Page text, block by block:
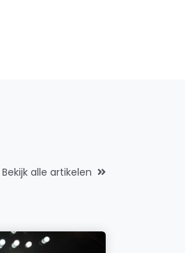
Bekijk alle artikelen